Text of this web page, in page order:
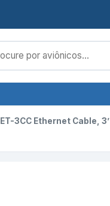
3CC Ethernet Cable, 3’